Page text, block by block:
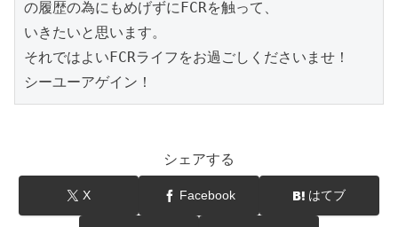
の履歴の為にもめげずにFCRを触って、
いきたいと思います。
それではよいFCRライフをお過ごしくださいませ！
シーユーアゲイン！
シェアする
X Facebook はてブ